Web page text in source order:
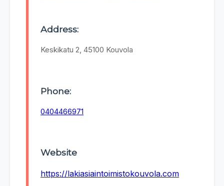
Address:
Keskikatu 2, 45100 Kouvola
Phone:
0404466971
Website
https://lakiasiaintoimistokouvola.com